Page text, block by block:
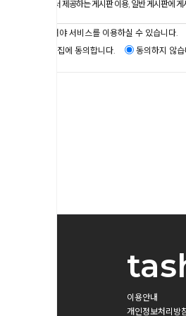
쇼핑몰에서 제공하는 게시판 이용, 일반 게시판에
* 동의하셔야 서비스를 이용하실 수 있습니다.
정보수집에 동의합니다.
동의하지 않습
이용안내
개인정보처리방